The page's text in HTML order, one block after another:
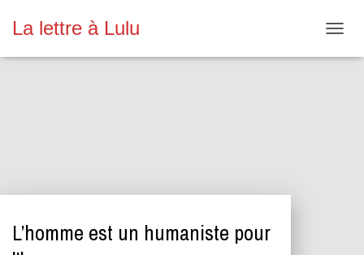
La lettre à Lulu
U
L’homme est un humaniste pour